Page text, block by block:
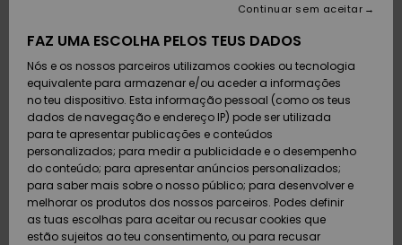
Calçado e
chinelos
Surfe/água
Snow
Calçado e
chinelos
Surfe/água
Neve
MULHER
chegados
Highlights
Snow
SURF
Crianças
Highlights
Community
SNOW
Artigos
Criança
Snow Shop
Feminino
Highlights
DUPLA
PROMO
Criança
Outlet
Mulher
Devoluções
Pagamento
Cartão
presente
Quiksilver
Freedom
FAZ UMA ESCOLHA PELOS TEUS DADOS
Nós e os nossos parceiros utilizamos cookies ou tecnologia
equivalente para armazenar e/ou aceder a informações
no teu dispositivo. Esta informação pessoal (como os teus
dados de navegação e endereço IP) pode ser utilizada
para te apresentar publicações e conteúdos
personalizados; para medir a publicidade e o desempenho
do conteúdo; para apresentar anúncios personalizados;
para saber mais sobre o nosso público; para desenvolver e
melhorar os produtos dos nossos parceiros. Podes definir
as tuas escolhas para aceitar ou recusar cookies que
estão sujeitos ao teu consentimento, ou para recusar
Continuar sem aceitar